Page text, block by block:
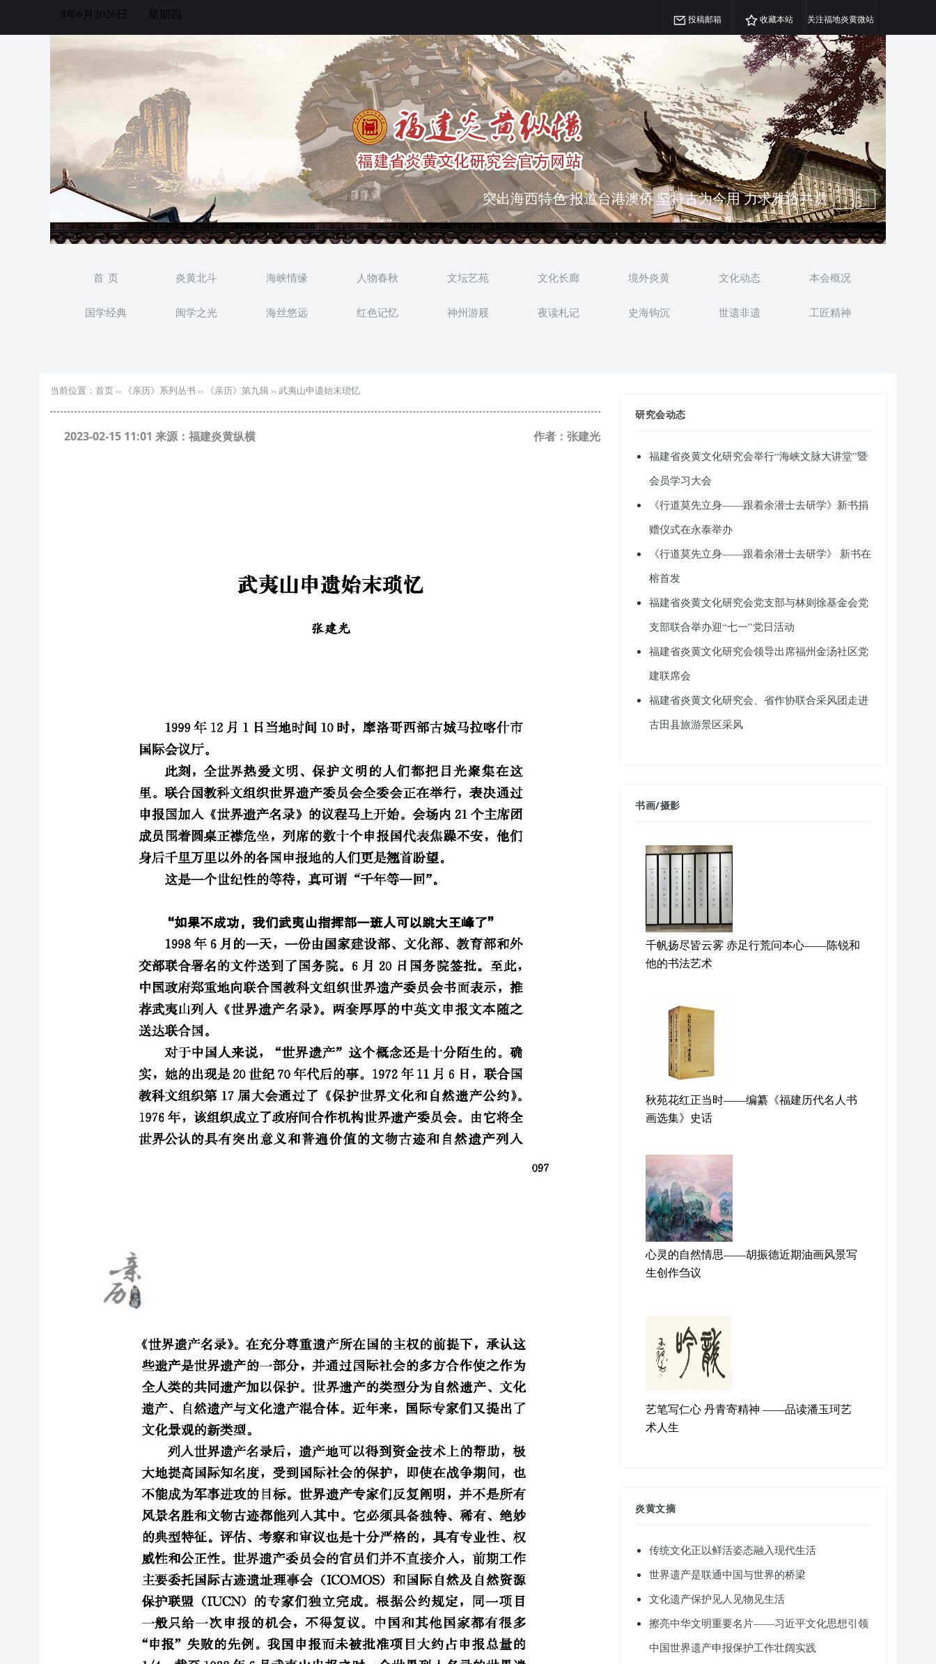
8年6月2026日 星期四 投稿邮箱 收藏本站 关注福地炎黄微站
弘扬优秀文化 振奋民族精神 介绍民族瑰宝 宣传中华精英
突出海西特色 报道台港澳侨 坚持古为今用 力求雅俗共赏
首 页 炎黄北斗 海峡情缘 人物春秋 文坛艺苑 文化长廊 境外炎黄 文化动态 本会概况
国学经典 闽学之光 海丝悠远 红色记忆 神州游屐 夜读札记 史海钩沉 世遗非遗 工匠精神
当前位置： 首页 ›› 《亲历》系列丛书 ›› 《亲历》第九辑 ›› 武夷山申遗始末琐忆
2023-02-15 11:01 来源：福建炎黄纵横 作者：张建光
研究会动态
福建省炎黄文化研究会举行“海峡文脉大讲堂”暨
会员学习大会
《行道莫先立身——跟着余潜士去研学》新书捐
赠仪式在永泰举办
《行道莫先立身——跟着余潜士去研学》 新书在
榕首发
福建省炎黄文化研究会党支部与林则徐基金会党
支部联合举办迎“七一”党日活动
福建省炎黄文化研究会领导出席福州金汤社区党
建联席会
福建省炎黄文化研究会、省作协联合采风团走进
古田县旅游景区采风
书画/摄影
千帆扬尽皆云雾 赤足行荒问本心——陈锐和
他的书法艺术
秋苑花红正当时——编纂《福建历代名人书
画选集》史话
心灵的自然情思——胡振德近期油画风景写
生创作刍议
艺笔写仁心 丹青寄精神 ——品读潘玉珂艺
术人生
炎黄文摘
传统文化正以鲜活姿态融入现代生活
世界遗产是联通中国与世界的桥梁
文化遗产保护见人见物见生活
擦亮中华文明重要名片——习近平文化思想引领
中国世界遗产申报保护工作壮阔实践